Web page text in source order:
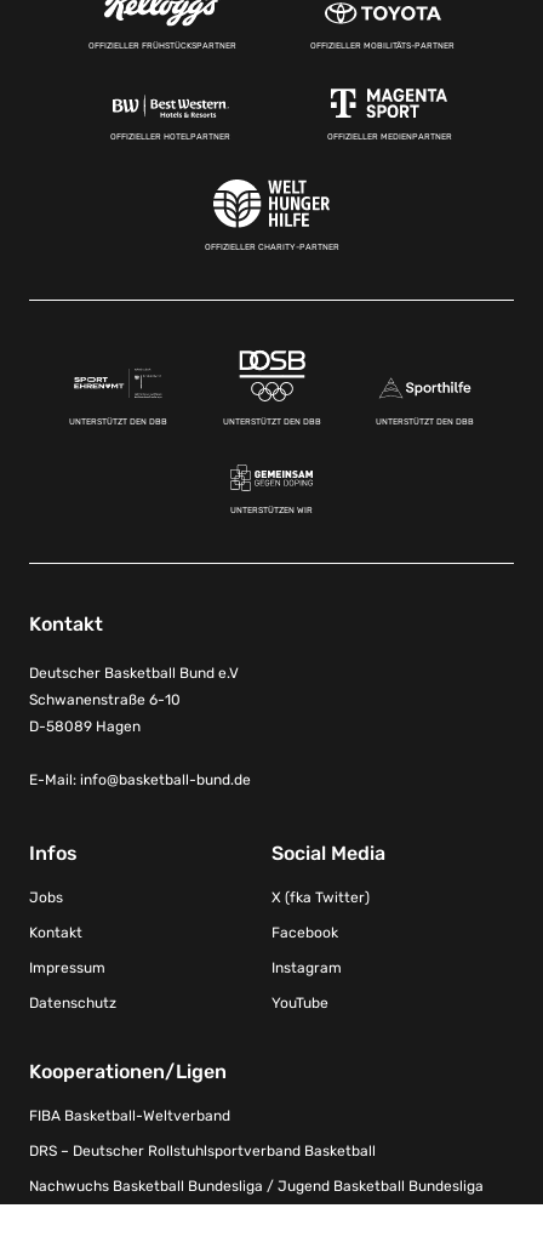
OFFIZIELLER FRÜHSTÜCKSPARTNER OFFIZIELLER MOBILITÄTS-PARTNER
OFFIZIELLER HOTELPARTNER OFFIZIELLER MEDIENPARTNER
OFFIZIELLER CHARITY-PARTNER
UNTERSTÜTZT DEN DBB UNTERSTÜTZT DEN DBB UNTERSTÜTZT DEN DBB
UNTERSTÜTZEN WIR
Kontakt
Deutscher Basketball Bund e.V
Schwanenstraße 6-10
D-58089 Hagen
E-Mail: info@basketball-bund.de
Infos
Jobs
Kontakt
Impressum
Datenschutz
Social Media
X (fka Twitter)
Facebook
Instagram
YouTube
Kooperationen/Ligen
FIBA Basketball-Weltverband
DRS – Deutscher Rollstuhlsportverband Basketball
Nachwuchs Basketball Bundesliga / Jugend Basketball Bundesliga